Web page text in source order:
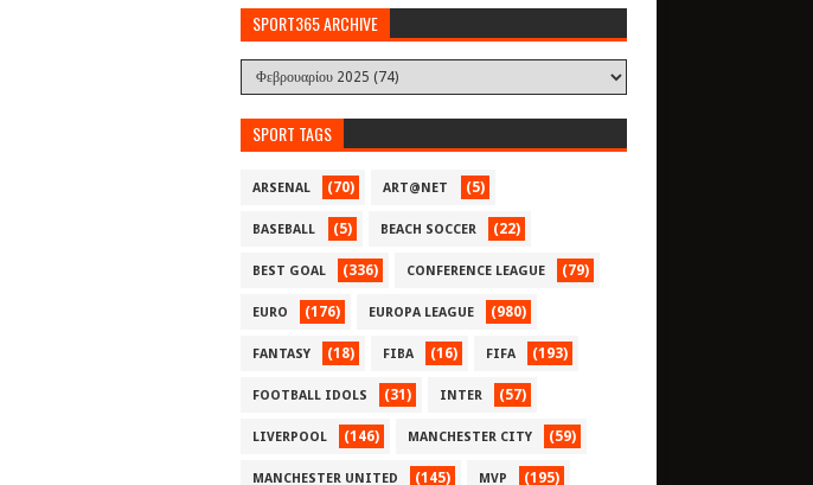
SPORT365 ARCHIVE
SPORT TAGS
ARSENAL (70) ART@NET (5)
BASEBALL (5) BEACH SOCCER (22)
BEST GOAL (336) CONFERENCE LEAGUE (79)
EURO (176) EUROPA LEAGUE (980)
FANTASY (18) FIBA (16) FIFA (193)
FOOTBALL IDOLS (31) INTER (57)
LIVERPOOL (146) MANCHESTER CITY (59)
MANCHESTER UNITED (145) MVP (195)